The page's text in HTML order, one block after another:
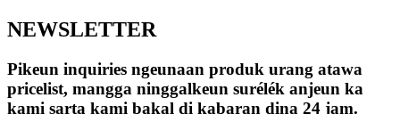
NEWSLETTER
Pikeun inquiries ngeunaan produk urang atawa
pricelist, mangga ninggalkeun surélék anjeun ka
kami sarta kami bakal di kabaran dina 24 jam.